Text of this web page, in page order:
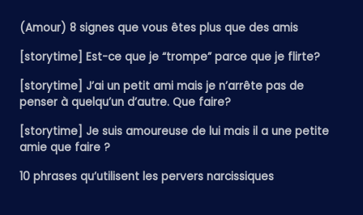
(Amour) 8 signes que vous êtes plus que des amis
[storytime] Est-ce que je “trompe” parce que je flirte?
[storytime] J’ai un petit ami mais je n’arrête pas de
penser à quelqu’un d’autre. Que faire?
[storytime] Je suis amoureuse de lui mais il a une petite
amie que faire ?
10 phrases qu’utilisent les pervers narcissiques